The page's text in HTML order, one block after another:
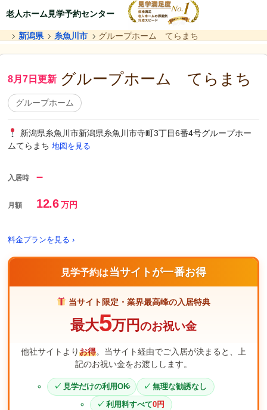
老人ホーム見学予約センター
新潟県 糸魚川市 グループホーム てらまち
8月7日更新 グループホーム てらまち
グループホーム
新潟県糸魚川市新潟県糸魚川市寺町3丁目6番4号グループホー
ムてらまち 地図を見る
入居時 –
月額 12.6万円
料金プランを見る ›
見学予約は当サイトが一番お得
当サイト限定・業界最高峰の入居特典
最大5万円のお祝い金
他社サイトよりお得。当サイト経由でご入居が決まると、上
記のお祝い金をお渡しします。
見学だけの利用OK
無理な勧誘なし
利用料すべて0円